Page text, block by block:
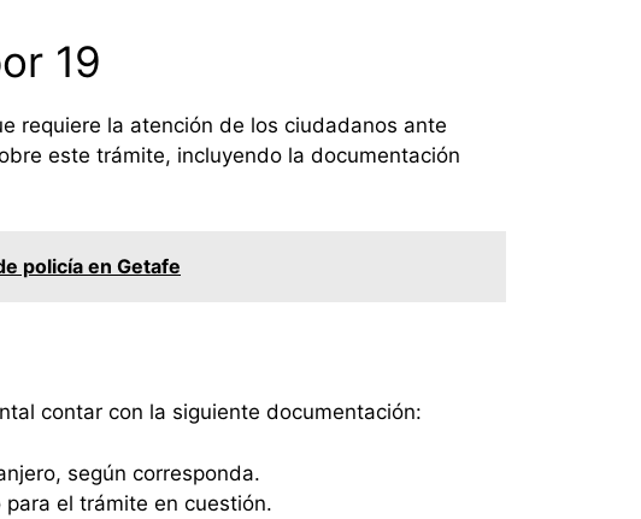
19
requiere la atención de los ciudadanos ante
este trámite, incluyendo la documentación
policía en Getafe
contar con la siguiente documentación:
según corresponda.
el trámite en cuestión.